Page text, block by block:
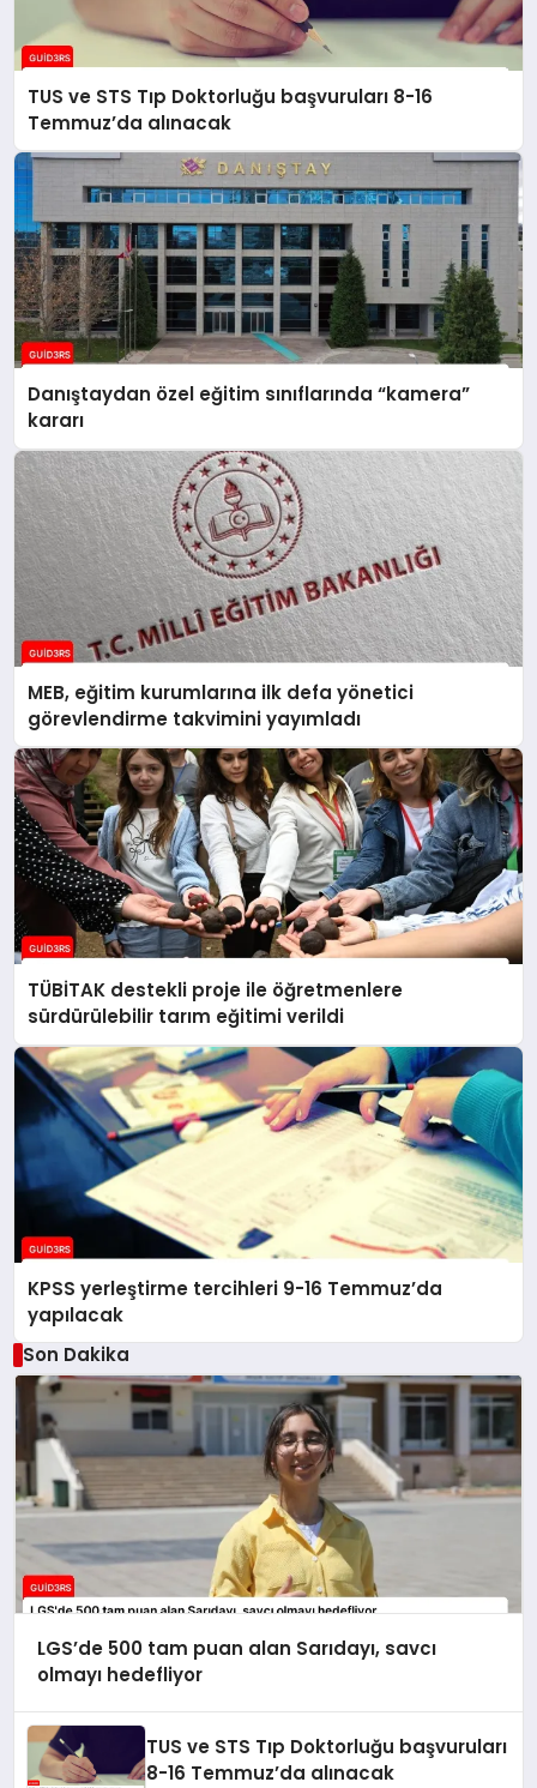
TUS ve STS Tıp Doktorluğu başvuruları 8-16
Temmuz’da alınacak
Danıştaydan özel eğitim sınıflarında “kamera”
kararı
MEB, eğitim kurumlarına ilk defa yönetici
görevlendirme takvimini yayımladı
TÜBİTAK destekli proje ile öğretmenlere
sürdürülebilir tarım eğitimi verildi
KPSS yerleştirme tercihleri 9-16 Temmuz’da
yapılacak
Son Dakika
LGS’de 500 tam puan alan Sarıdayı, savcı
olmayı hedefliyor
TUS ve STS Tıp Doktorluğu başvuruları
8-16 Temmuz’da alınacak